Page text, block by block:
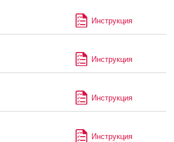
Инструкция
Инструкция
Инструкция
Инструкция